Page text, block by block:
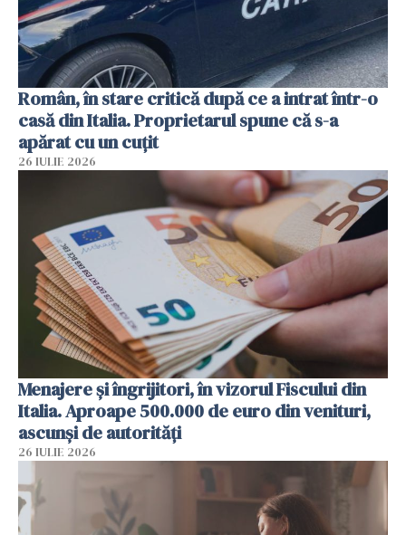
Român, în stare critică după ce a intrat într-o
casă din Italia. Proprietarul spune că s-a
apărat cu un cuțit
26 IULIE 2026
Menajere și îngrijitori, în vizorul Fiscului din
Italia. Aproape 500.000 de euro din venituri,
ascunși de autorități
26 IULIE 2026